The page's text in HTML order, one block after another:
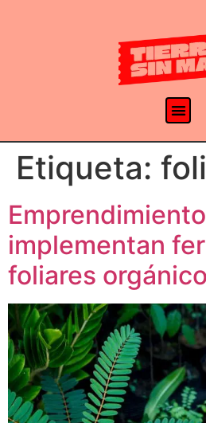
Etiqueta:
implementan
foliares